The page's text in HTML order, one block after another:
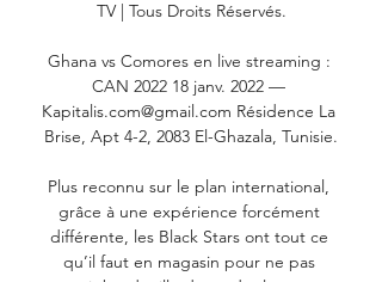
TV | Tous Droits Réservés.
Ghana vs Comores en live streaming :
CAN 2022 18 janv. 2022 —
Kapitalis.com@gmail.com Résidence La
Brise, Apt 4-2, 2083 El-Ghazala, Tunisie.
Plus reconnu sur le plan international,
grâce à une expérience forcément
différente, les Black Stars ont tout ce
qu’il faut en magasin pour ne pas